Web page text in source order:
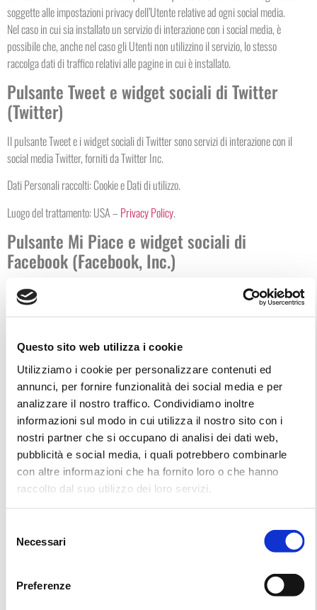
Questo sito web utilizza i cookie
Utilizziamo i cookie per personalizzare contenuti ed
annunci, per fornire funzionalità dei social media e per
analizzare il nostro traffico. Condividiamo inoltre
informazioni sul modo in cui utilizza il nostro sito con i
nostri partner che si occupano di analisi dei dati web,
pubblicità e social media, i quali potrebbero combinarle
con altre informazioni che ha fornito loro o che hanno
raccolto dal suo utilizzo dei loro servizi.
delNecessari
Preferenze
soggette alle impostazioni privacy dell’Utente relative ad ogni social media.
Nel caso in cui sia installato un servizio di interazione con i social media, è
possibile che, anche nel caso gli Utenti non utilizzino il servizio, lo stesso
raccolga dati di traffico relativi alle pagine in cui è installato.
Pulsante Tweet e widget sociali di Twitter
(Twitter)
Il pulsante Tweet e i widget sociali di Twitter sono servizi di interazione con il
social media Twitter, forniti da Twitter Inc.
Dati Personali raccolti: Cookie e Dati di utilizzo.
Luogo del trattamento: USA – Privacy Policy.
Pulsante Mi Piace e widget sociali di
Facebook (Facebook, Inc.)
Il pulsante “Mi Piace” e i widget sociali di Facebook sono servizi di interazione
con il social media Facebook, forniti da Facebook, Inc.
Luogo del trattamento: USA –
Pulsante e widget sociali di Linkedin (LinkedIn
Corporation)
Il pulsante e i widget sociali di LinkedIn sono servizi di interazione con il social
network Linkedin, forniti da LinkedIn Corporation.
Dati Personali raccolti: Cookie e Dati di utilizzo.
Luogo del trattamento: USA –Privacy Policy.
Pulsante +1 e widget sociali di Google+
Il pulsante +1 e i widget sociali di Google+ sono servizi di interazione con il social